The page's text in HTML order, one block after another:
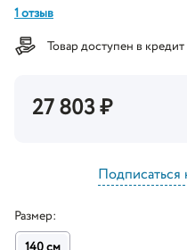
1 отзыв
Товар доступен в кредит
27 803₽
Размер: